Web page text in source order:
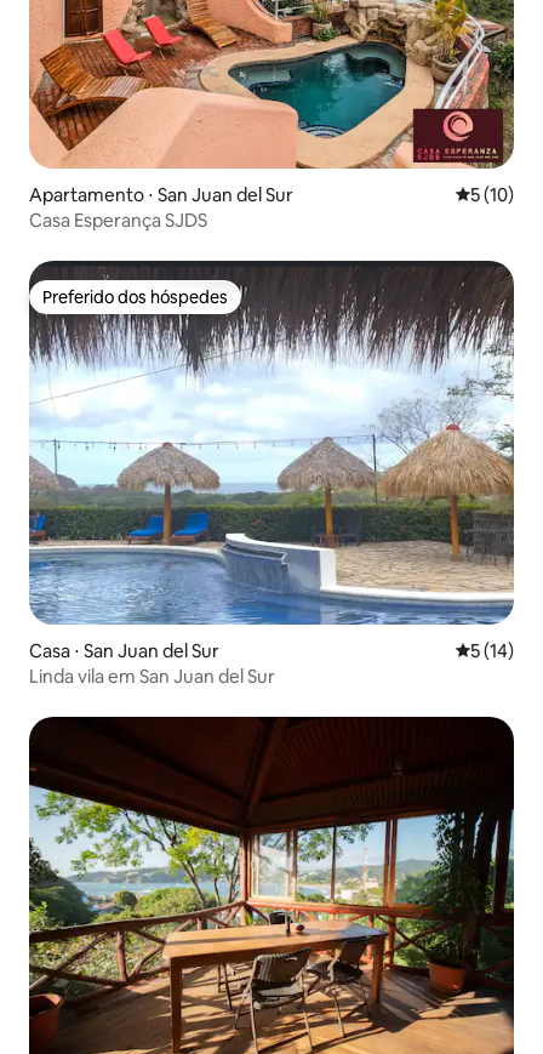
Apartamento ⋅ San Juan del Sur 5 de uma
5 (10)
Casa Esperança SJDS
Preferido dos hóspedes
Preferido dos hóspedes
Casa ⋅ San Juan del Sur 5 de uma
5 (14)
Linda vila em San Juan del Sur